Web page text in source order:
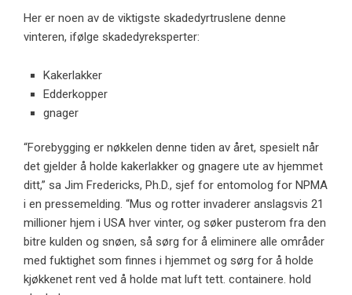
Her er noen av de viktigste skadedyrtruslene denne
vinteren, ifølge skadedyreksperter:
Kakerlakker
Edderkopper
gnager
“Forebygging er nøkkelen denne tiden av året, spesielt når
det gjelder å holde kakerlakker og gnagere ute av hjemmet
ditt,” sa Jim Fredericks, Ph.D., sjef for entomolog for NPMA
i en pressemelding. “Mus og rotter invaderer anslagsvis 21
millioner hjem i USA hver vinter, og søker pusterom fra den
bitre kulden og snøen, så sørg for å eliminere alle områder
med fuktighet som finnes i hjemmet og sørg for å holde
kjøkkenet rent ved å holde mat luft tett. containere. hold